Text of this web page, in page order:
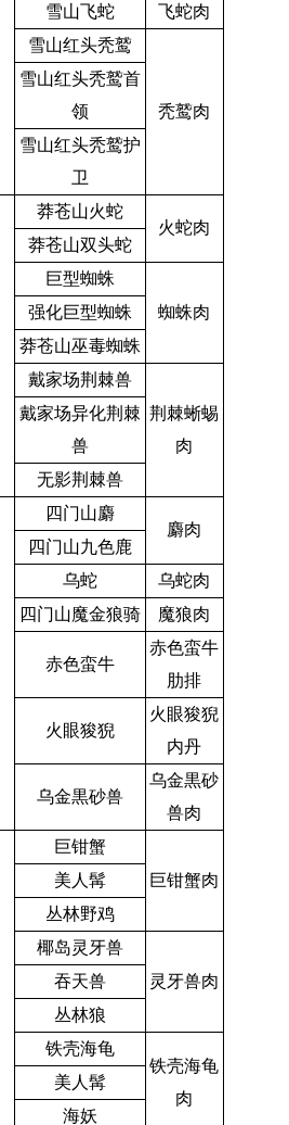
雪山飞蛇
飞蛇肉
雪山红头秃鹫
秃鹫肉
雪山红头秃鹫首
领
雪山红头秃鹫护
卫
莽苍山火蛇
火蛇肉
莽苍山双头蛇
巨型蜘蛛
蜘蛛肉
强化巨型蜘蛛
莽苍山巫毒蜘蛛
戴家场荆棘兽
荆棘蜥蜴
肉
戴家场异化荆棘
兽
无影荆棘兽
四门山麝
麝肉
四门山九色鹿
乌蛇
乌蛇肉
四门山魔金狼骑
魔狼肉
赤色蛮牛
赤色蛮牛
肋排
火眼狻猊
火眼狻猊
内丹
乌金黒砂兽
乌金黒砂
兽肉
巨钳蟹
巨钳蟹肉
美人髯
丛林野鸡
椰岛灵牙兽
灵牙兽肉
吞天兽
丛林狼
铁壳海龟
铁壳海龟
肉
美人髯
海妖